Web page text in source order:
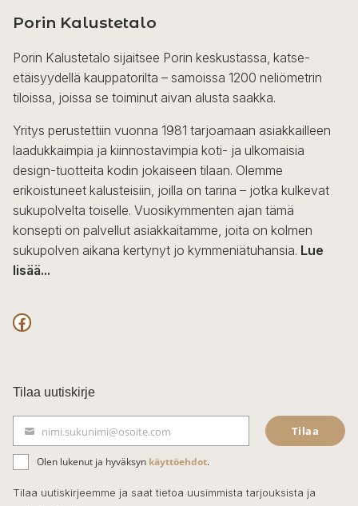
Porin Kalustetalo
Porin Kalustetalo sijaitsee Porin keskustassa, katse-
etäisyydellä kauppatorilta – samoissa 1200 neliömetrin
tiloissa, joissa se toiminut aivan alusta saakka.
Yritys perustettiin vuonna 1981 tarjoamaan asiakkailleen
laadukkaimpia ja kiinnostavimpia koti- ja ulkomaisia
design-tuotteita kodin jokaiseen tilaan. Olemme
erikoistuneet kalusteisiin, joilla on tarina – jotka kulkevat
sukupolvelta toiselle. Vuosikymmenten ajan tämä
konsepti on palvellut asiakkaitamme, joita on kolmen
sukupolven aikana kertynyt jo kymmeniätuhansia. Lue
lisää...
F
c
e
b
o
o
Tilaa uutiskirje
ä
h
k
nimi.sukunimi@osoite.com Tilaa
Olen lukenut ja hyväksyn käyttöehdot.
Tilaa uutiskirjeemme ja saat tietoa uusimmista tarjouksista ja